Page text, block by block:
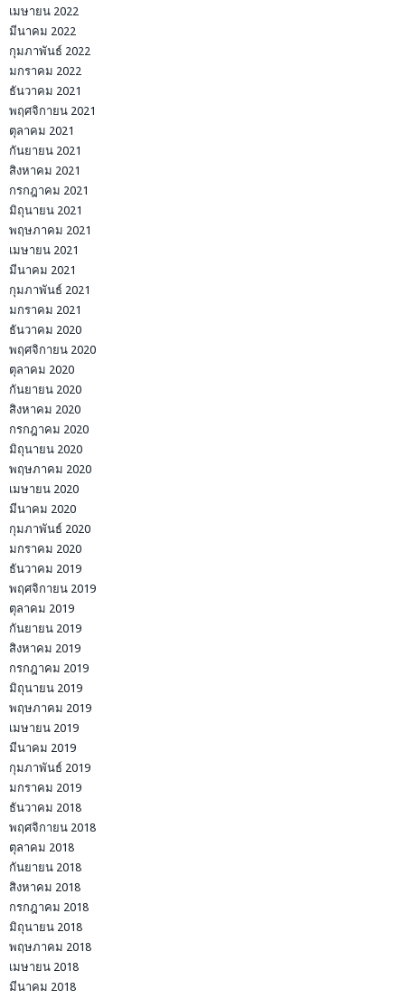
เมษายน 2022
มีนาคม 2022
กุมภาพันธ์ 2022
มกราคม 2022
ธันวาคม 2021
พฤศจิกายน 2021
ตุลาคม 2021
กันยายน 2021
สิงหาคม 2021
กรกฎาคม 2021
มิถุนายน 2021
พฤษภาคม 2021
เมษายน 2021
มีนาคม 2021
กุมภาพันธ์ 2021
มกราคม 2021
ธันวาคม 2020
พฤศจิกายน 2020
ตุลาคม 2020
กันยายน 2020
สิงหาคม 2020
กรกฎาคม 2020
มิถุนายน 2020
พฤษภาคม 2020
เมษายน 2020
มีนาคม 2020
กุมภาพันธ์ 2020
มกราคม 2020
ธันวาคม 2019
พฤศจิกายน 2019
ตุลาคม 2019
กันยายน 2019
สิงหาคม 2019
กรกฎาคม 2019
มิถุนายน 2019
พฤษภาคม 2019
เมษายน 2019
มีนาคม 2019
กุมภาพันธ์ 2019
มกราคม 2019
ธันวาคม 2018
พฤศจิกายน 2018
ตุลาคม 2018
กันยายน 2018
สิงหาคม 2018
กรกฎาคม 2018
มิถุนายน 2018
พฤษภาคม 2018
เมษายน 2018
มีนาคม 2018